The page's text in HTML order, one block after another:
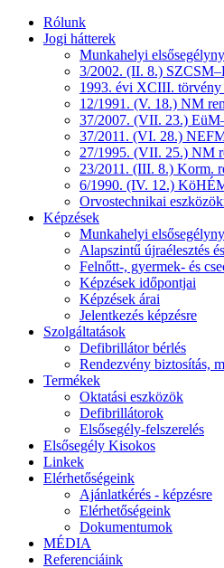
Rólunk
Jogi hátterek
Munkahelyi
3/2002. (II. 8.)
1993. évi XCIII. törvény
12/1991. (V. 18.) NM
37/2007. (VII. 23.)
37/2011. (VI. 28.)
27/1995. (VII. 25.) NM
23/2011. (III. 8.) Korm.
6/1990. (IV. 12.)
Orvostechnikai
Képzések
Munkahelyi
Alapszintű újraélesztés
Felnőtt-, gyermek- és
Képzések időpontjai
Képzések árai
Jelentkezés képzésre
Szolgáltatások
Defibrillátor bérlés
Rendezvény biztosítás,
Termékek
Oktatási eszközök
Defibrillátorok
Elsősegély-felszerelés
Elsősegély Kisokos
Linkek
Elérhetőségeink
Ajánlatkérés - képzésre
Elérhetőségeink
Dokumentumok
MÉDIA
Referenciáink